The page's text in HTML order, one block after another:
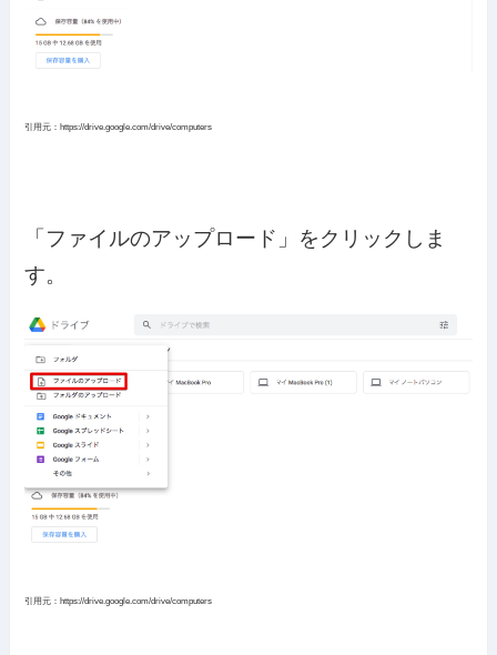
引用元：https://drive.google.com/drive/computers
「ファイルのアップロード」をクリックしま
す。
引用元：https://drive.google.com/drive/computers